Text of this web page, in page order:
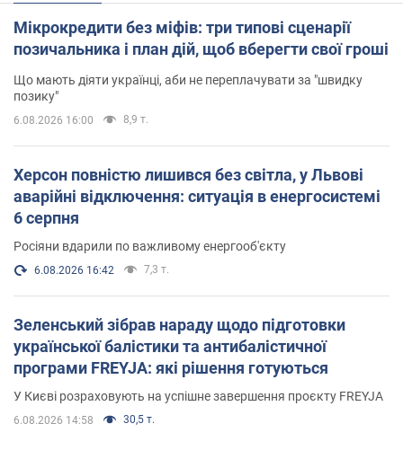
Мікрокредити без міфів: три типові сценарії
позичальника і план дій, щоб вберегти свої гроші
Що мають діяти українці, аби не переплачувати за "швидку
позику"
6.08.2026 16:00 8,9 т.
Херсон повністю лишився без світла, у Львові
аварійні відключення: ситуація в енергосистемі
6 серпня
Росіяни вдарили по важливому енергооб'єкту
6.08.2026 16:42 7,3 т.
Зеленський зібрав нараду щодо підготовки
української балістики та антибалістичної
програми FREYJA: які рішення готуються
У Києві розраховують на успішне завершення проєкту FREYJA
6.08.2026 14:58 30,5 т.